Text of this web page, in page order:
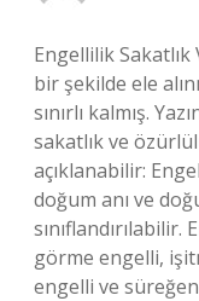
Engellilik
bir şekilde ele
sınırlı kalmış.
sakatlık ve
açıklanabilir:
doğum anı ve
görme engelli,
engelli ve